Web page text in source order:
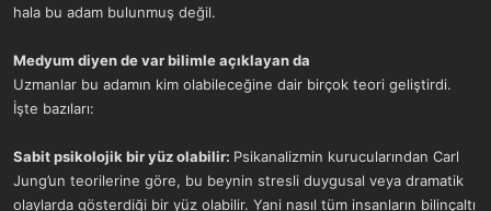
hala bu adam bulunmuş değil.
Medyum diyen de var bilimle açıklayan da
Uzmanlar bu adamın kim olabileceğine dair birçok teori geliştirdi.
İşte bazıları:
Sabit psikolojik bir yüz olabilir: Psikanalizmin kurucularından Carl
Jung’un teorilerine göre, bu beynin stresli duygusal veya dramatik
olaylarda gösterdiği bir yüz olabilir. Yani nasıl tüm insanların bilinçaltı